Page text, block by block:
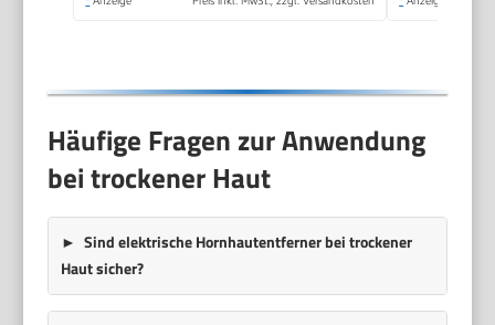
Häufige Fragen zur Anwendung
bei trockener Haut
Sind elektrische Hornhautentferner bei trockener
Haut sicher?